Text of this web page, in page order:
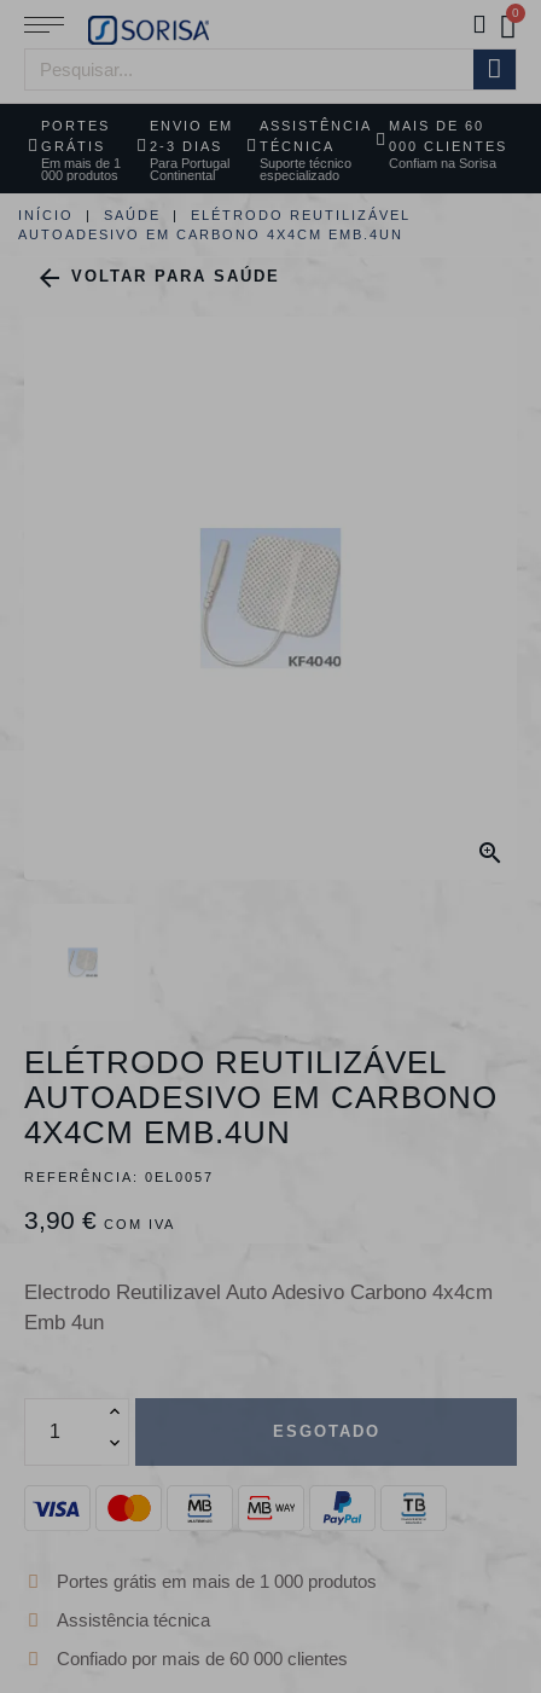
PORTES
GRÁTIS
Em mais de 1
000 produtos
ENVIO EM
2-3 DIAS
Para Portugal
Continental
ASSISTÊNCIA
TÉCNICA
Suporte técnico
especializado
MAIS DE 60
000 CLIENTES
Confiam na Sorisa
INÍCIO SAÚDE
ELÉTRODO REUTILIZÁVEL
AUTOADESIVO EM CARBONO 4X4CM EMB.4UN
 VOLTAR PARA SAÚDE

ELÉTRODO REUTILIZÁVEL
AUTOADESIVO EM CARBONO
4X4CM EMB.4UN
REFERÊNCIA: 0EL0057
3,90 € COM IVA
Electrodo Reutilizavel Auto Adesivo Carbono 4x4cm
Emb 4un
ESGOTADO
Portes grátis em mais de 1 000 produtos
Assistência técnica
Confiado por mais de 60 000 clientes